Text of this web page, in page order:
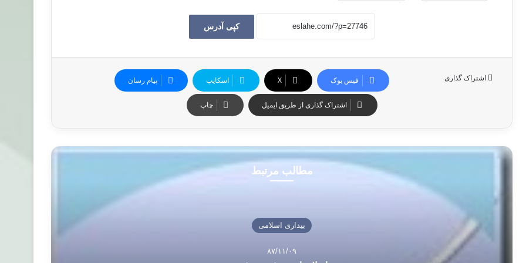
کپی آدرس
اشتراک گذاری فیس بوک X اسکایپ پیام رسان
اشتراک گذاری از طریق ایمیل چاپ
مطالب مرتبط
بیداری اسلامی
۸۷/۱۱/۰۹